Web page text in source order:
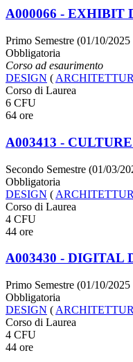
A000066 - EXHIBIT
Primo Semestre (01/10/
Obbligatoria
Corso ad esaurimento
DESIGN (
Corso di Laurea
6 CFU
64 ore
A003413 -
Secondo Semestre (01/03/
Obbligatoria
DESIGN (
Corso di Laurea
4 CFU
44 ore
A003430 - DIGITAL
Primo Semestre (01/10/
Obbligatoria
DESIGN (
Corso di Laurea
4 CFU
44 ore